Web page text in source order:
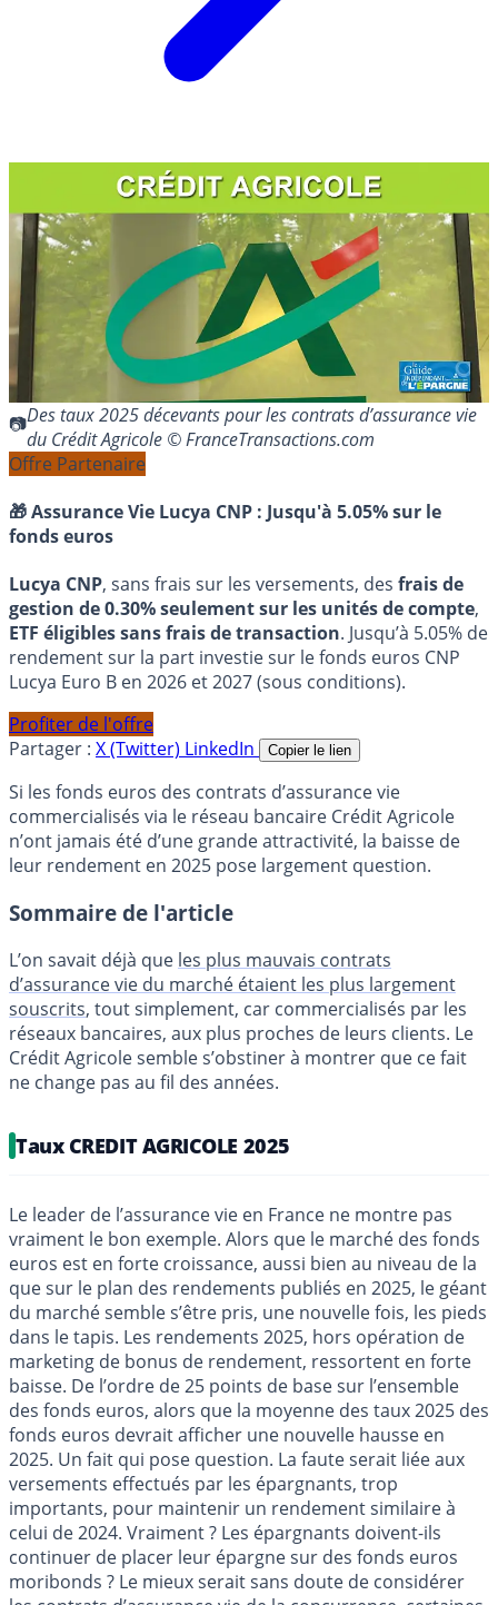
Des taux 2025 décevants pour les contrats d’assurance vie
du Crédit Agricole © FranceTransactions.com
Offre Partenaire
🎁 Assurance Vie Lucya CNP : Jusqu'à 5.05% sur le
fonds euros
Lucya CNP, sans frais sur les versements, des frais de
gestion de 0.30% seulement sur les unités de compte,
ETF éligibles sans frais de transaction. Jusqu’à 5.05% de
rendement sur la part investie sur le fonds euros CNP
Lucya Euro B en 2026 et 2027 (sous conditions).
Profiter de l'offre
Partager : X (Twitter) LinkedIn Copier le lien
Si les fonds euros des contrats d’assurance vie
commercialisés via le réseau bancaire Crédit Agricole
n’ont jamais été d’une grande attractivité, la baisse de
leur rendement en 2025 pose largement question.
Sommaire de l'article
L’on savait déjà que les plus mauvais contrats
d’assurance vie du marché étaient les plus largement
souscrits, tout simplement, car commercialisés par les
réseaux bancaires, aux plus proches de leurs clients. Le
Crédit Agricole semble s’obstiner à montrer que ce fait
ne change pas au fil des années.
Taux CREDIT AGRICOLE 2025
Le leader de l’assurance vie en France ne montre pas
vraiment le bon exemple. Alors que le marché des fonds
euros est en forte croissance, aussi bien au niveau de la
que sur le plan des rendements publiés en 2025, le géant
du marché semble s’être pris, une nouvelle fois, les pieds
dans le tapis. Les rendements 2025, hors opération de
marketing de bonus de rendement, ressortent en forte
baisse. De l’ordre de 25 points de base sur l’ensemble
des fonds euros, alors que la moyenne des taux 2025 des
fonds euros devrait afficher une nouvelle hausse en
2025. Un fait qui pose question. La faute serait liée aux
versements effectués par les épargnants, trop
importants, pour maintenir un rendement similaire à
celui de 2024. Vraiment ? Les épargnants doivent-ils
continuer de placer leur épargne sur des fonds euros
moribonds ? Le mieux serait sans doute de considérer